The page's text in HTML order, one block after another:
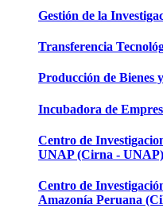
Gestión de la
Transferencia
Producción de Bienes
Incubadora de
Centro de
UNAP (Cirna - UNAP)
Centro de
Amazonía Peruana